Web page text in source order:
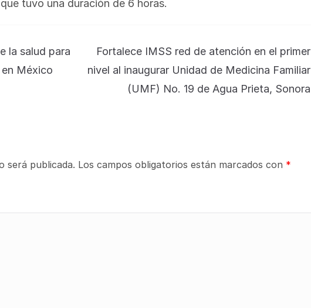
tuvo una duración de 6 horas.
la salud para
México
Fortalece IMSS red de atención en el primer
nivel al inaugurar Unidad de Medicina Familiar
(UMF) No. 19 de Agua Prieta, Sonora
será publicada. Los campos obligatorios están marcados con *